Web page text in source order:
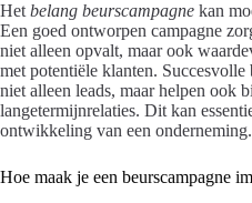
Het belang beurscampagne kan
Een goed ontworpen campagne
niet alleen opvalt, maar ook
met potentiële klanten. Succesvolle
niet alleen leads, maar helpen ook
langetermijnrelaties. Dit kan
ontwikkeling van een onderneming.
Hoe maak je een beurscampagne